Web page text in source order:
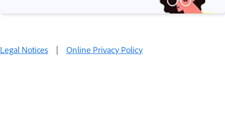
Legal Notices | Online Privacy Policy